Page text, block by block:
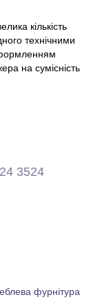
кількість
технічними
на сумісність
3524
фурнітура